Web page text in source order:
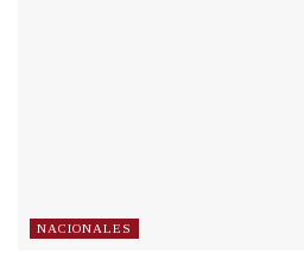
NACIONALES